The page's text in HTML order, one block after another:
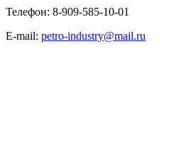
Телефон: 8-909-585-10-01
E-mail: petro-industry@mail.ru